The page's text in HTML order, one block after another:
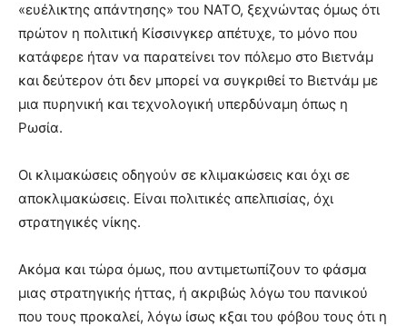
«ευέλικτης απάντησης» του ΝΑΤΟ, ξεχνώντας όμως ότι
πρώτον η πολιτική Κίσσινγκερ απέτυχε, το μόνο που
κατάφερε ήταν να παρατείνει τον πόλεμο στο Βιετνάμ
και δεύτερον ότι δεν μπορεί να συγκριθεί το Βιετνάμ με
μια πυρηνική και τεχνολογική υπερδύναμη όπως η
Ρωσία.
Οι κλιμακώσεις οδηγούν σε κλιμακώσεις και όχι σε
αποκλιμακώσεις. Είναι πολιτικές απελπισίας, όχι
στρατηγικές νίκης.
Ακόμα και τώρα όμως, που αντιμετωπίζουν το φάσμα
μιας στρατηγικής ήττας, ή ακριβώς λόγω του πανικού
που τους προκαλεί, λόγω ίσως κξαι του φόβου τους ότι η